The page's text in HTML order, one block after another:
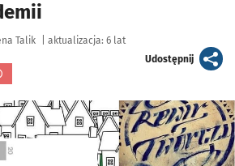
Talik aktualizacja: 6 lat
Udostępnijartykuł